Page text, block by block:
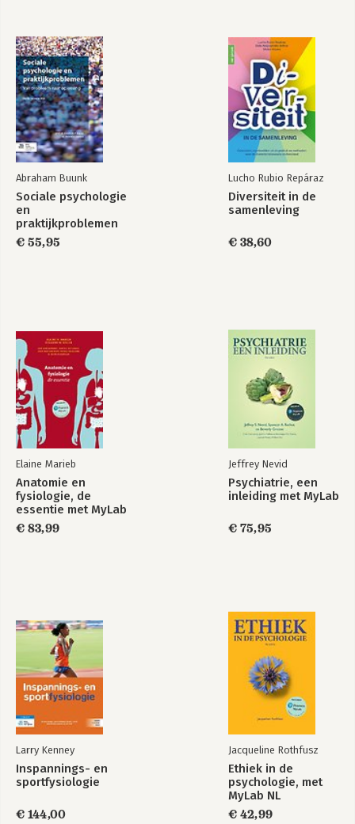
Introduction to
Health Psychology
Bekijk alle boeken
Bekijk alle boeken
Abraham Buunk
Sociale psychologie
en
praktijkproblemen
€ 55,95
Lucho Rubio Repáraz
Diversiteit in de
samenleving
€ 38,60
Elaine Marieb
Anatomie en
fysiologie, de
essentie met MyLab
NL toegangscode
€ 83,99
Jeffrey Nevid
Psychiatrie, een
inleiding met MyLab
€ 75,95
Larry Kenney
Inspannings- en
sportfysiologie
€ 144,00
Jacqueline Rothfusz
Ethiek in de
psychologie, met
MyLab NL
toegangscode
€ 42,99